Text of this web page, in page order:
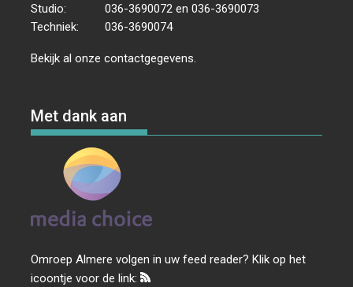
Studio:
036-3690072 en 036-3690073
Techniek:
036-3690074
Bekijk al onzecontactgegevens
Met dank aan
Omroep Almere volgen in uw feed reader? Klik op het
icoontje voor de link: